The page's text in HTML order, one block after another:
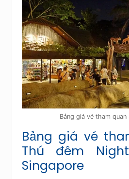
Bảng giá vé tham quan
Bảng giá vé
Thú đêm
Singapore